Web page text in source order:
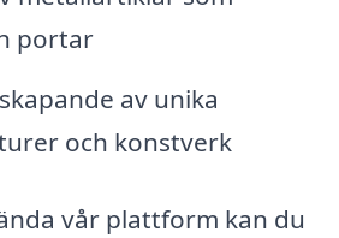
portar
av unika
och konstverk
vår plattform kan du